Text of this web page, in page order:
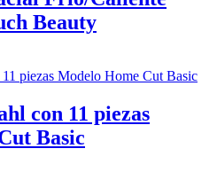
Beauty
con 11 piezas
Basic